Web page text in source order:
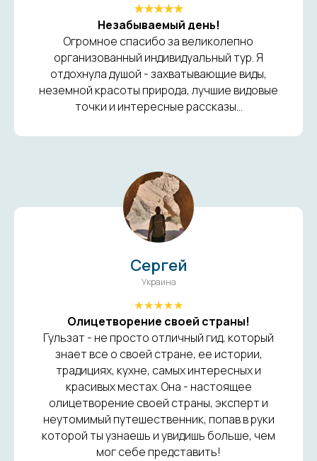
★★★★★
Незабываемый день!
Огромное спасибо за великолепно
организованный индивидуальный тур. Я
отдохнула душой - захватывающие виды,
неземной красоты природа, лучшие видовые
точки и интересные рассказы...
Сергей
Украина
★★★★★
Олицетворение своей страны!
Гульзат - не просто отличный гид, который
знает все о своей стране, ее истории,
традициях, кухне, самых интересных и
красивых местах. Она - настоящее
олицетворение своей страны, эксперт и
неутомимый путешественник, попав в руки
которой ты узнаешь и увидишь больше, чем
мог себе представить!